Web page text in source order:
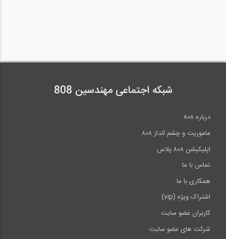
را داشته باشید.
ناشی از غلتکهای متراکم کننده لایه های خاک مورد بررسی قرار میگیرد. از
نحوه بارگذاری فشاری، نحوه تعریف مرزهای هیدرولیکی ، نحوه اعمال
تنشهای اولیه و موثر و تعریف وزن واحد حجم موثر از جمله موارد ذکر شده
در این آموزش میباشد.
شبکه اجتماعی مهندسین 808
درباره ۸۰۸
ماموریت و چشم انداز ۸۰۸
اپلیکیشن ۸۰۸ پلاس
تماس با ما
همکاری با ما
اشتراک ویژه (vip)
کاربران عضو سایت
شرکت های عضو سایت